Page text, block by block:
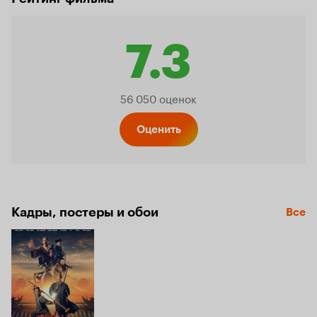
7.3
Рейтинг
7.3
56 050 оценок
Оценить
Кадры, постеры и обои Все